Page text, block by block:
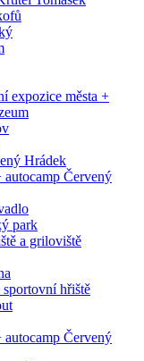
expozice města +
Hrádek
Červený
park
a griloviště
hřiště
Červený